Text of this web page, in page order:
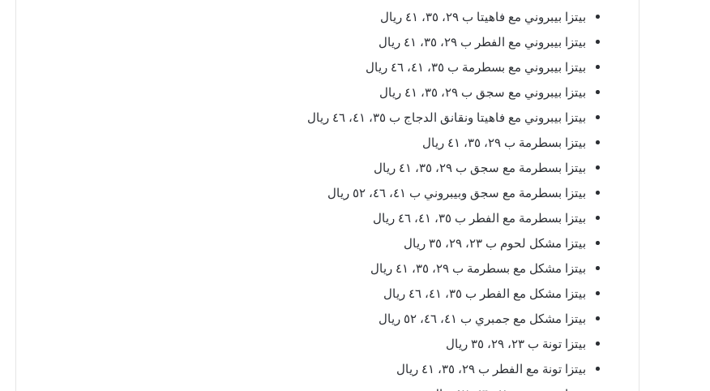
بيتزا بيبروني مع فاهيتا ب ٢٩، ٣٥، ٤١ ريال
بيتزا بيبروني مع الفطر ب ٢٩، ٣٥، ٤١ ريال
بيتزا بيبروني مع بسطرمة ب ٣٥، ٤١، ٤٦ ريال
بيتزا بيبروني مع سجق ب ٢٩، ٣٥، ٤١ ريال
بيتزا بيبروني مع فاهيتا ونقانق الدجاج ب ٣٥، ٤١، ٤٦ ريال
بيتزا بسطرمة ب ٢٩، ٣٥، ٤١ ريال
بيتزا بسطرمة مع سجق ب ٢٩، ٣٥، ٤١ ريال
بيتزا بسطرمة مع سجق وبيبروني ب ٤١، ٤٦، ٥٢ ريال
بيتزا بسطرمة مع الفطر ب ٣٥، ٤١، ٤٦ ريال
بيتزا مشكل لحوم ب ٢٣، ٢٩، ٣٥ ريال
بيتزا مشكل مع بسطرمة ب ٢٩، ٣٥، ٤١ ريال
بيتزا مشكل مع الفطر ب ٣٥، ٤١، ٤٦ ريال
بيتزا مشكل مع جمبري ب ٤١، ٤٦، ٥٢ ريال
بيتزا تونة ب ٢٣، ٢٩، ٣٥ ريال
بيتزا تونة مع الفطر ب ٢٩، ٣٥، ٤١ ريال